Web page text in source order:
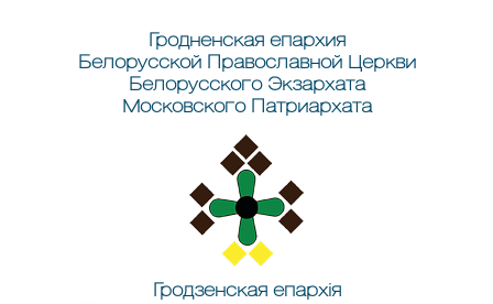
Гродненская епархия
Белорусской Православной Церкви
Белорусского Экзархата
Московского Патриархата
Гродзенская епархія